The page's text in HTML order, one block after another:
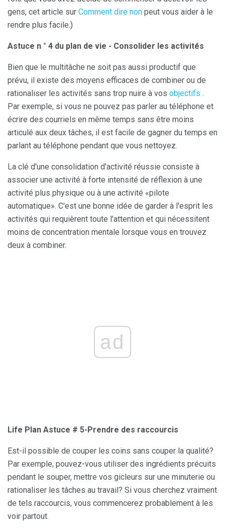
gens, cet article sur Comment dire non peut vous aider à le
rendre plus facile.)
Astuce n ° 4 du plan de vie - Consolider les activités
Bien que le multitâche ne soit pas aussi productif que
prévu, il existe des moyens efficaces de combiner ou de
rationaliser les activités sans trop nuire à vos objectifs .
Par exemple, si vous ne pouvez pas parler au téléphone et
écrire des courriels en même temps sans être moins
articulé aux deux tâches, il est facile de gagner du temps en
parlant au téléphone pendant que vous nettoyez.
La clé d'une consolidation d'activité réussie consiste à
associer une activité à forte intensité de réflexion à une
activité plus physique ou à une activité «pilote
automatique». C'est une bonne idée de garder à l'esprit les
activités qui requièrent toute l'attention et qui nécessitent
moins de concentration mentale lorsque vous en trouvez
deux à combiner.
ad
Life Plan Astuce # 5-Prendre des raccourcis
Est-il possible de couper les coins sans couper la qualité?
Par exemple, pouvez-vous utiliser des ingrédients précuits
pendant le souper, mettre vos gicleurs sur une minuterie ou
rationaliser les tâches au travail? Si vous cherchez vraiment
de tels raccourcis, vous commencerez probablement à les
voir partout.